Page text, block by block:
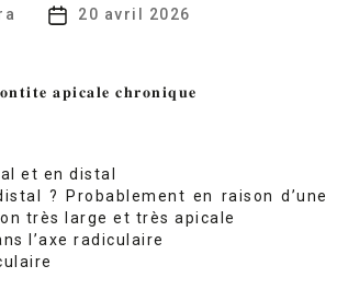
Date20 avril 2026
𝐚𝐩𝐢𝐜𝐚𝐥𝐞 𝐜𝐡𝐫𝐨𝐧𝐢𝐪𝐮𝐞
et en distal
? Probablement en raison d’une
très large et très apicale
l’axe radiculaire